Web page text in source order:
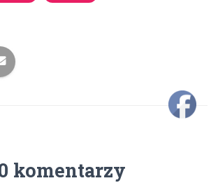
komentarzy